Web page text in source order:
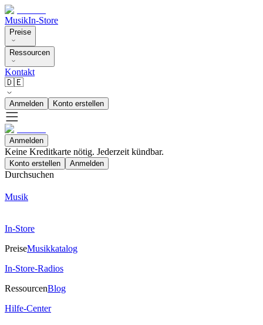
MusikIn-Store
Preise
Ressourcen
Kontakt
🇩🇪
Anmelden Konto erstellen
Anmelden
Keine Kreditkarte nötig. Jederzeit kündbar.
Konto erstellen Anmelden
Durchsuchen
Musik
In-Store
PreiseMusikkatalog
In-Store-Radios
RessourcenBlog
Hilfe-Center